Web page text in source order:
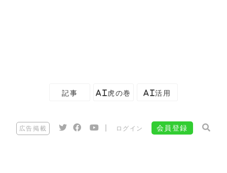
記事 AI虎の巻 AI活用
広告掲載 ログイン 会員登録